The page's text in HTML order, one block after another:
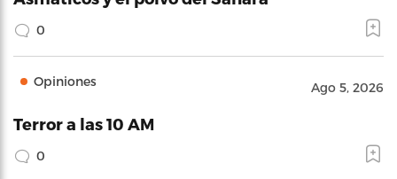
0
Opiniones Ago 5, 2026
Terror a las 10 AM
0